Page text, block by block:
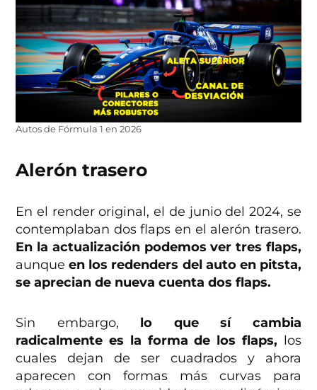
Autos de Fórmula 1 en 2026
Alerón trasero
En el render original, el de junio del 2024, se
contemplaban dos flaps en el alerón trasero.
En la actualización podemos ver tres flaps,
aunqueen los redenders del auto en pitsta,
se aprecian de nueva cuenta dos flaps.
Sin embargo, lo que sí cambia
radicalmente es la forma de los flaps, los
cuales dejan de ser cuadrados y ahora
aparecen con formas más curvas para